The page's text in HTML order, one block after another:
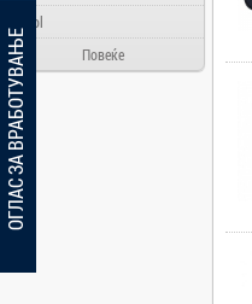
Ainol
Alcatel
Allview
Aloha Day
AMD
AOC
Apache
Повеќе
ОГЛАС ЗА ВРАБОТУВАЊЕ